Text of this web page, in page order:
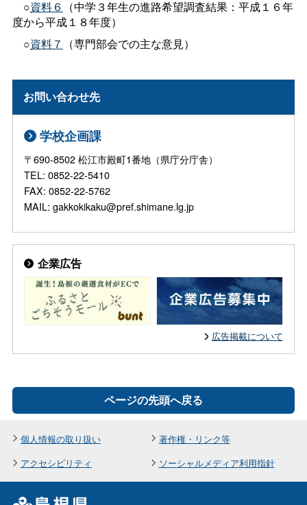
○資料６
（中学３年生の進路希望調査結果：平成１６年
度から平成１８年度）
○資料７ （専門部会での主な意見）
お問い合わせ先
学校企画課
〒690-8502 松江市殿町1番地（県庁分庁舎）
TEL: 0852-22-5410
FAX: 0852-22-5762
MAIL: gakkokikaku@pref.shimane.lg.jp
企業広告
広告掲載について
ページの先頭へ戻る
個人情報の取り扱い
著作権・リンク等
アクセシビリティ
ソーシャルメディア利用指針